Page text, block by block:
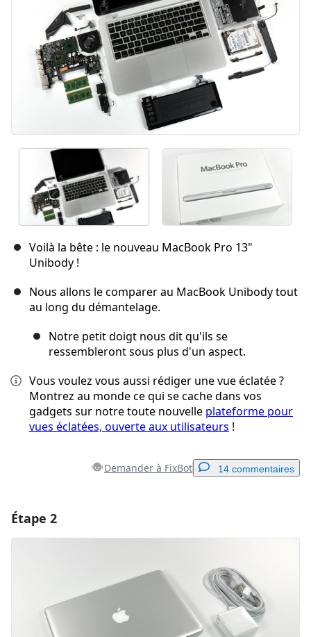
Voilà la bête : le nouveau MacBook Pro 13"
Unibody !
Nous allons le comparer au MacBook Unibody tout
au long du démantelage.
Notre petit doigt nous dit qu'ils se
ressembleront sous plus d'un aspect.
Vous voulez vous aussi rédiger une vue éclatée ?
Montrez au monde ce qui se cache dans vos
gadgets sur notre toute nouvelle plateforme pour
vues éclatées, ouverte aux utilisateurs !
Demander à FixBot 14 commentaires
Publier un commentaire
Étape 2